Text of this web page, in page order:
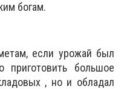
богам.
если урожай был
большое
, но и обладал